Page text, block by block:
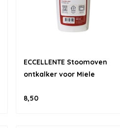
ECCELLENTE Stoomoven
ontkalker voor Miele
8,50